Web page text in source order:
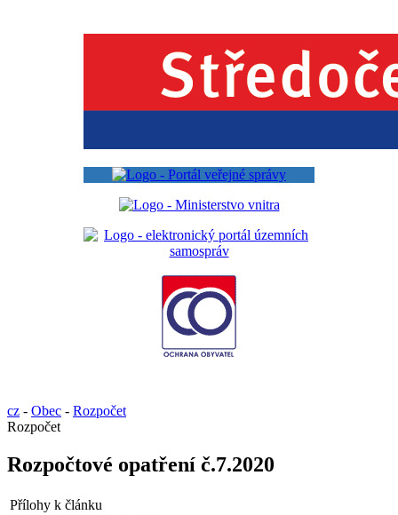
cz - Obec - Rozpočet
Rozpočet
Rozpočtové opatření č.7.2020
Přílohy k článku